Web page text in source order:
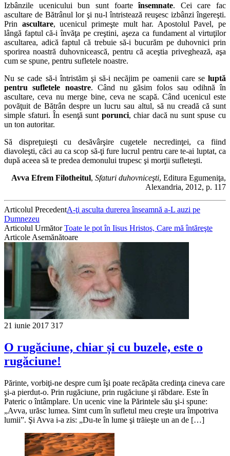
Izbânzile ucenicului bun sunt foarteînsemnate. Cei care fac
ascultare de Bătrânul lor şi nu-l întristează reuşesc izbânzi îngereşti.
Prin ascultare, ucenicul primeşte mult har. Apostolul Pavel, pe
lângă faptul că-i învăţa pe creştini, aşeza ca fundament al virtuţilor
ascultarea, adică faptul că trebuie să-i bucurăm pe duhovnici prin
sporirea noastră duhovnicească, pentru că aceştia priveghează, aşa
cum se spune, pentru sufletele noastre.
Nu se cade să-i întristăm şi să-i necăjim pe oamenii care seluptă
pentru sufletele noastre. Când nu găsim folos sau odihnă în
ascultare, ceva nu merge bine, ceva ne scapă. Când ucenicul este
povăţuit de Bătrân despre un lucru sau altul, să nu creadă că sunt
simple sfaturi. În esenţă sunt porunci, chiar dacă nu sunt spuse cu
un ton autoritar.
Să dispreţuieşti cu desăvârşire cugetele necredinţei, ca fiind
diavoleşti, căci au ca scop să-ţi fure lucrul pentru care te-ai luptat, ca
după aceea să te predea demonului trupesc şi morţii sufleteşti.
Avva Efrem Filotheitul, Sfaturi duhovniceşti, Editura Egumeniţa,
Alexandria, 2012, p. 117
Articolul PrecedentA-ţi asculta durerea înseamnă a-L auzi pe
Dumnezeu
Articolul UrmătorToate le pot în Iisus Hristos, Care mă întăreşte
Articole Asemănătoare
21 iunie 2017 317
O rugăciune, chiar și cu buzele, este o
rugăciune!
Părinte, vorbiţi-ne despre cum îşi poate recăpăta credinţa cineva care
şi-a pierdut-o. Prin rugăciune, prin rugăciune şi răbdare. Este în
Pateric o întâmplare. Un ucenic vine la Părintele său şi-i spune:
„Avva, urăsc lumea. Simt cum în sufletul meu creşte ura împotriva
lumii”. Şi Avva i-a zis: „Du-te în lume şi trăieşte un an de […]